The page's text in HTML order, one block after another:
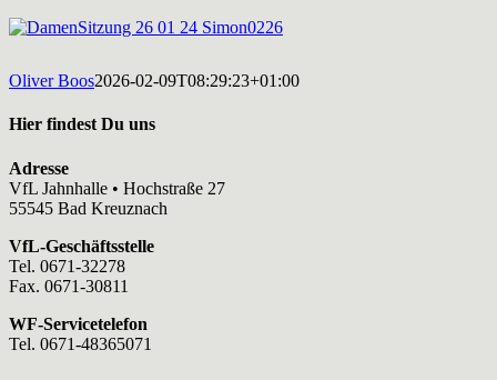
Oliver Boos2026-02-09T08:29:23+01:00
Hier findest Du uns
Adresse
VfL Jahnhalle • Hochstraße 27
55545 Bad Kreuznach
VfL-Geschäftsstelle
Tel. 0671-32278
Fax. 0671-30811
WF-Servicetelefon
Tel. 0671-48365071